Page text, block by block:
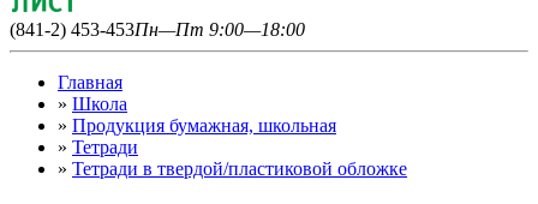
(841-2) 453-453Пн—Пт 9:00—18:00
Главная
» Школа
» Продукция бумажная, школьная
» Тетради
» Тетради в твердой/пластиковой обложке